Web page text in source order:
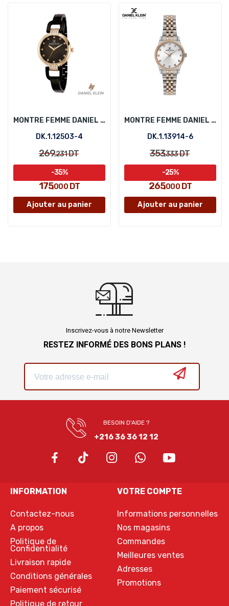
MONTRE FEMME DANIEL KLEIN DK.1.12503-4
DK.1.12503-4
269,231DT
175,000DT
-35%
Ajouter au panier
MONTRE FEMME DANIEL KLEIN DK.1.13914-6
DK.1.13914-6
353,333DT
265,000DT
-25%
Ajouter au panier
Inscrivez-vous à notre Newsletter
RESTEZ INFORMÉ DES BONS PLANS !
BESOIN D'AIDE ?
+216 36 36 12 12
INFORMATION
Contactez-nous
A propos
Politique de
Confidentialité
Livraison rapide
Conditions générales
Paiement sécurisé
Politique de retour
VOTRE COMPTE
Informations personnelles
Nos magasins
Commandes
Meilleures ventes
Adresses
Promotions